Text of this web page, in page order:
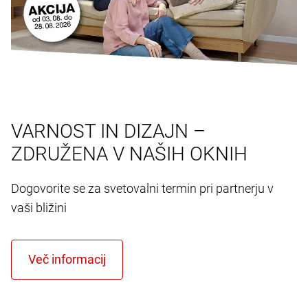
VARNOST IN DIZAJN –
ZDRUŽENA V NAŠIH OKNIH
Dogovorite se za svetovalni termin pri partnerju v
vaši bližini